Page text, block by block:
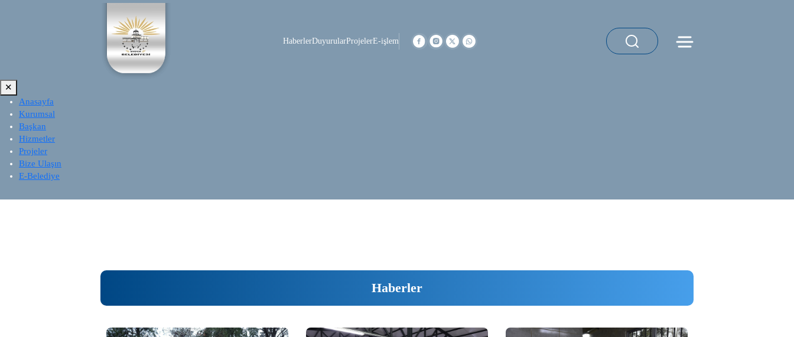
HaberlerDuyurularProjelerE-işlem
✕
Anasayfa
Kurumsal
Başkan
Hizmetler
Projeler
Bize Ulaşın
E-Belediye
Haberler